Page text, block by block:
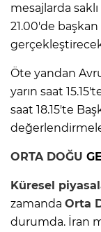
mesajlarda
21.00'de
Öte yandan
yarın saat
saat 18.15'te
ORTA DOĞU
Küresel
zamanda Orta
durumda. İran